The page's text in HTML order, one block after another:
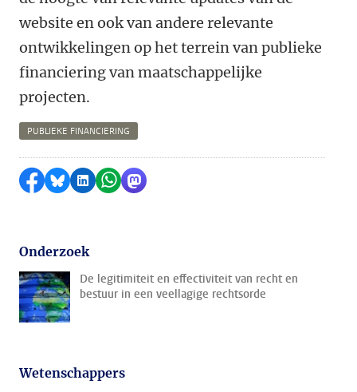
website en ook van andere relevante
ontwikkelingen op het terrein van publieke
financiering van maatschappelijke
projecten.
PUBLIEKE FINANCIERING
Delen op Facebook
Delen via Bluesky
Delen op LinkedIn
Delen via WhatsApp
Delen via Mastodon
Onderzoek
De legitimiteit en effectiviteit van recht en
bestuur in een veellagige rechtsorde
Wetenschappers